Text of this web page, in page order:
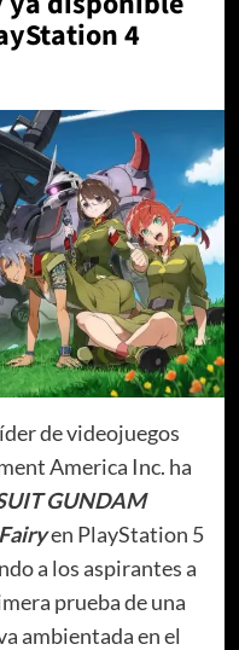
4
de videojuegos
America Inc. ha
GUNDAM
en PlayStation 5
a los aspirantes a
prueba de una
ambientada en el